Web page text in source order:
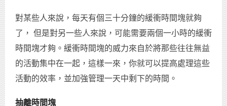
對某些人來說，每天有個三十分鐘的緩衝時間塊就夠
了， 但是對另一些人來說，可能需要兩個一小時的緩衝
時間塊才夠。緩衝時間塊的威力來自於將那些往往無益
的活動集中在一起，這樣一來，你就可以提高處理這些
活動的效率，並加強管理一天中剩下的時間。
抽離時間塊